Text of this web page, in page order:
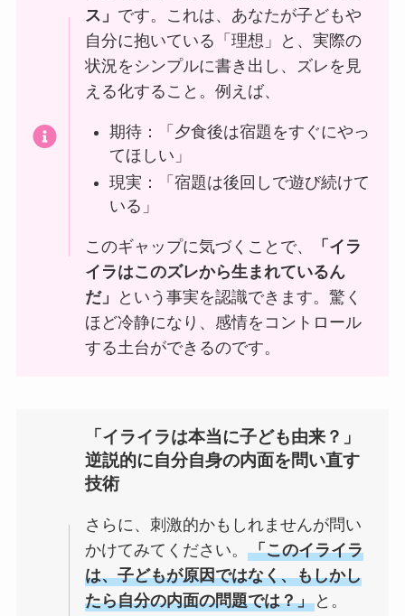
ス」 です。これは、あなたが子どもや
自分に抱いている「理想」と、実際の
状況をシンプルに書き出し、ズレを見
える化すること。例えば、
期待：「夕食後は宿題をすぐにやっ
てほしい」
現実：「宿題は後回しで遊び続けて
いる」
このギャップに気づくことで、
「イラ
イラはこのズレから生まれているん
だ」
という事実を認識できます。驚く
ほど冷静になり、感情をコントロール
する土台ができるのです。
「イライラは本当に子ども由来？」
逆説的に自分自身の内面を問い直す
技術
さらに、刺激的かもしれませんが問い
かけてみてください。「このイライラ
は、子どもが原因ではなく、もしかし
たら自分の内面の問題では？」 と。